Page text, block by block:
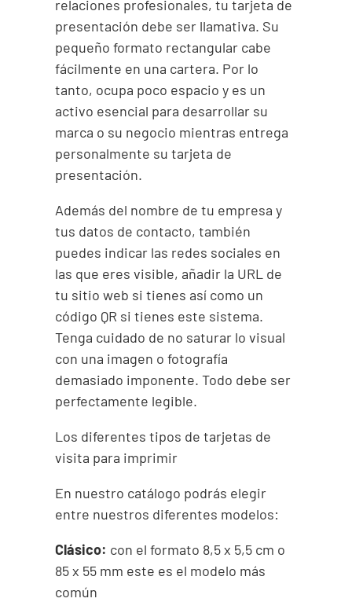
relaciones profesionales, tu tarjeta de
presentación debe ser llamativa. Su
pequeño formato rectangular cabe
fácilmente en una cartera. Por lo
tanto, ocupa poco espacio y es un
activo esencial para desarrollar su
marca o su negocio mientras entrega
personalmente su tarjeta de
presentación.
Además del nombre de tu empresa y
tus datos de contacto, también
puedes indicar las redes sociales en
las que eres visible, añadir la URL de
tu sitio web si tienes así como un
código QR si tienes este sistema.
Tenga cuidado de no saturar lo visual
con una imagen o fotografía
demasiado imponente. Todo debe ser
perfectamente legible.
Los diferentes tipos de tarjetas de
visita para imprimir
En nuestro catálogo podrás elegir
entre nuestros diferentes modelos:
Clásico: con el formato 8,5 x 5,5 cm o
85 x 55 mm este es el modelo más
común